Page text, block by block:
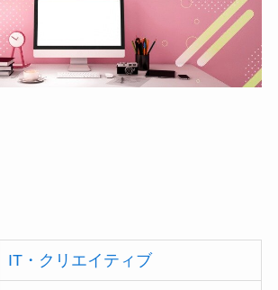
IT・クリエイティブ